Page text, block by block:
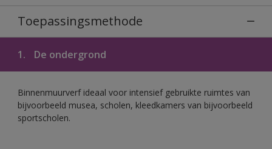
Toepassingsmethode
1. De ondergrond
Binnenmuurverf ideaal voor intensief gebruikte ruimtes van
bijvoorbeeld musea, scholen, kleedkamers van bijvoorbeeld
sportscholen.